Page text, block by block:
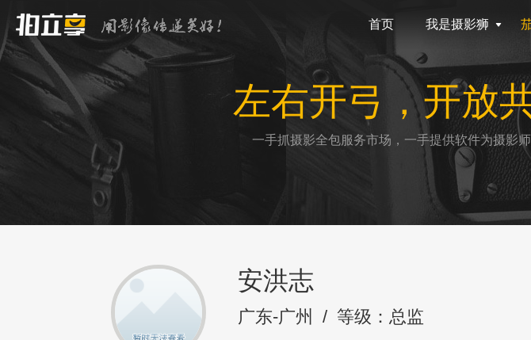
首页 我是摄影狮
左右开弓，开放
一手抓摄影全包服务市场，一手提供软件为摄影
安洪志
广东-广州 / 等级：总监